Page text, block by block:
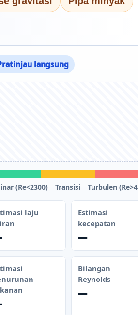
langsung
(Re<2300) Transisi Turbulen
laju
Estimasi
kecepatan
—
Bilangan
Reynolds
—